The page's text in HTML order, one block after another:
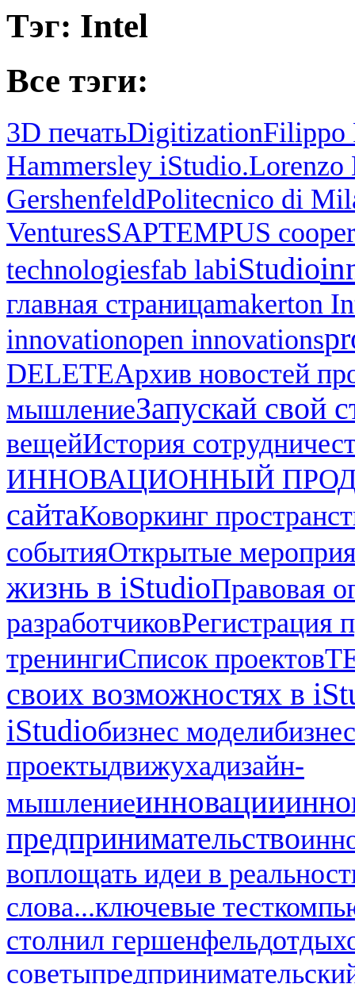
Тэг: Intel
Все тэги:
3D печатьDigitizationFilippo
Hammersley iStudio.Lorenzo
GershenfeldPolitecnico di
VenturesSAPTEMPUS
technologiesfab labiStudio
главная страницаmakerton
innovationopen innovations
DELETEАрхив новостей
мышлениеЗапускай свой
вещейИстория
ИННОВАЦИОННЫЙ
сайтаКоворкинг
событияОткрытые
жизнь в iStudioПравовая
разработчиковРегистрация
тренингиСписок проектов
своих возможностях в
iStudioбизнес модели
проектыдвижухадизайн-
мышлениеинновации
предпринимательство
воплощать идеи в
слова...ключевые тест
столнил гершенфельдотдых
советы